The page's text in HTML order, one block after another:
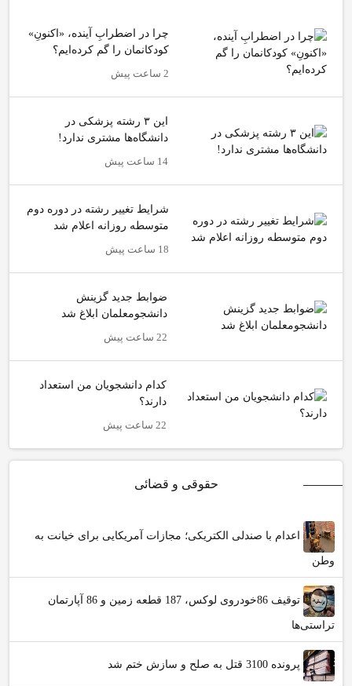
چرا در اضطرابِ آینده، «اکنونِ»
کودکانمان را گم کرده‌ایم؟
2 ساعت پیش
این ۳ رشته پزشکی در
دانشگاه‌ها مشتری ندارد!
14 ساعت پیش
شرایط تغییر رشته در دوره دوم
متوسطه روزانه اعلام شد
18 ساعت پیش
ضوابط جدید گزینش
دانشجومعلمان ابلاغ شد
22 ساعت پیش
کدام دانشجویان من استعداد
دارند؟
22 ساعت پیش
حقوقی و قضائی
اعدام با صندلی الکتریکی؛ مجازات آمریکایی برای خیانت به
وطن
توقیف 86خودروی لوکس، 187 قطعه زمین و 86 آپارتمان
تراستی‌ها
پرونده 3100 قتل به صلح و سازش ختم شد